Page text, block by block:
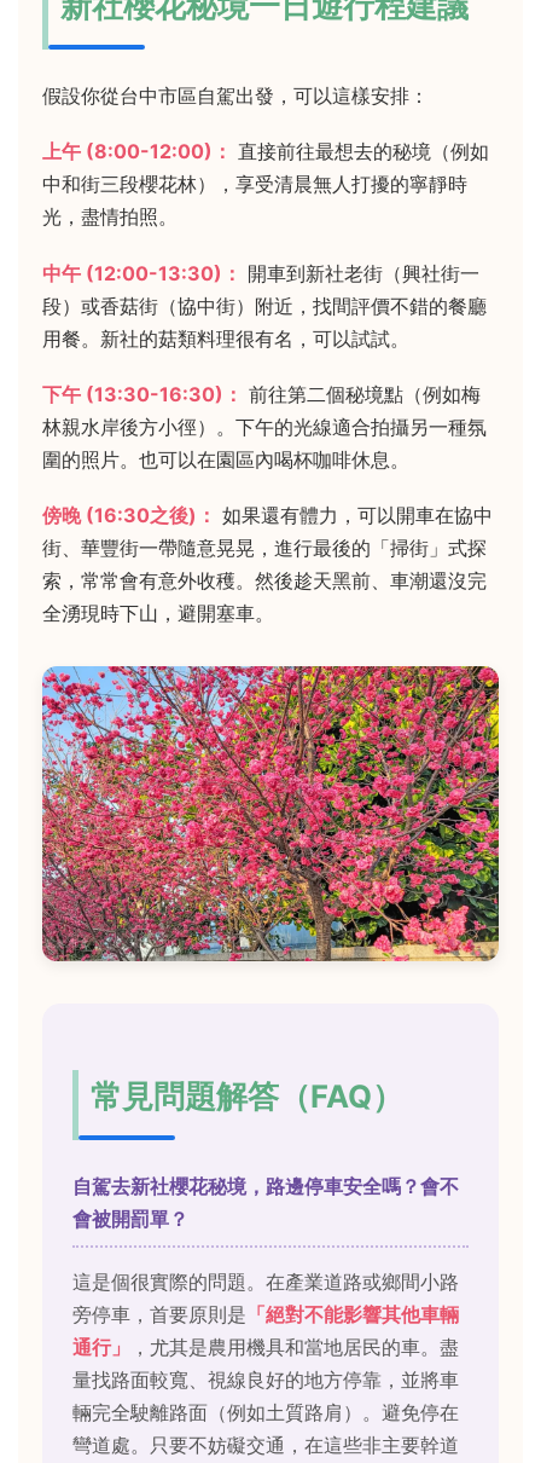
假設你從台中市區自駕出發，可以這樣安排：
上午 (8:00-12:00)： 直接前往最想去的秘境（例如
中和街三段櫻花林），享受清晨無人打擾的寧靜時
光，盡情拍照。
中午 (12:00-13:30)： 開車到新社老街（興社街一
段）或香菇街（協中街）附近，找間評價不錯的餐廳
用餐。新社的菇類料理很有名，可以試試。
下午 (13:30-16:30)： 前往第二個秘境點（例如梅
林親水岸後方小徑）。下午的光線適合拍攝另一種氛
圍的照片。也可以在園區內喝杯咖啡休息。
傍晚 (16:30之後)： 如果還有體力，可以開車在協中
街、華豐街一帶隨意晃晃，進行最後的「掃街」式探
索，常常會有意外收穫。然後趁天黑前、車潮還沒完
全湧現時下山，避開塞車。
常見問題解答（FAQ）
自駕去新社櫻花秘境，路邊停車安全嗎？會不
會被開罰單？
這是個很實際的問題。在產業道路或鄉間小路
旁停車，首要原則是 「絕對不能影響其他車輛
通行」
，尤其是農用機具和當地居民的車。盡
量找路面較寬、視線良好的地方停靠，並將車
輛完全駛離路面（例如土質路肩）。避免停在
彎道處。只要不妨礙交通，在這些非主要幹道